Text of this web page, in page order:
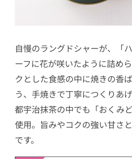
自慢のラングドシャーが、「
ーフに花が咲いたように詰め
クとした食感の中に焼きの香
う、手焼きで丁寧につくりあ
都宇治抹茶の中でも「おくみ
使用。旨みやコクの強い甘さ
です。